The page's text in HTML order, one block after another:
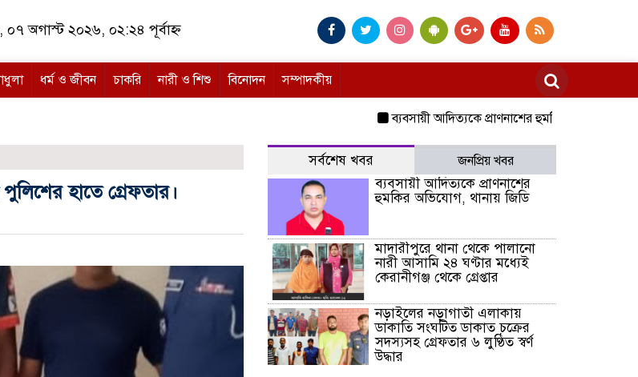
০৭ অগাস্ট ২০২৬, ০২:২৪ পূর্বাহ্ন
ধর্ম ও জীবন চাকরি নারী ও শিশু বিনোদন সম্পাদকীয়
ব্যবসায়ী আদিত্যকে প্রাণনাশের হুমকির অভিযোগ, থানায়
হাতে গ্রেফতার।
সর্বশেষ খবর জনপ্রিয় খবর
ব্যবসায়ী আদিত্যকে প্রাণনাশের
হুমকির অভিযোগ, থানায় জিডি
মাদারীপুরে থানা থেকে পালানো
নারী আসামি ২৪ ঘণ্টার মধ্যেই
কেরানীগঞ্জ থেকে গ্রেপ্তার
নড়াইলের নড়াগাতী এলাকায়
ডাকাতি সংঘটিত ডাকাত চক্রের
সদস্যসহ গ্রেফতার ৬ লুণ্ঠিত স্বর্ণ
উদ্ধার